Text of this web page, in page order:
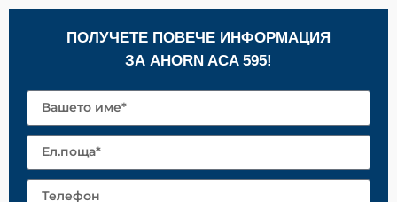
ПОЛУЧЕТЕ ПОВЕЧЕ ИНФОРМАЦИЯ
ЗА AHORN ACA 595!